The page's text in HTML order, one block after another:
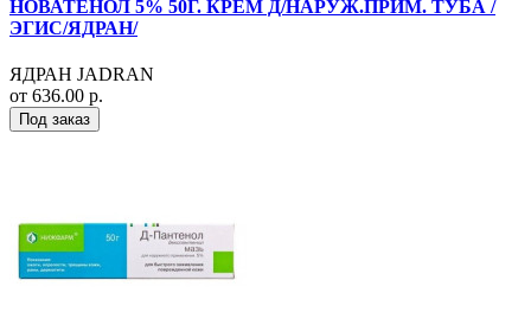
НОВАТЕНОЛ 5% 50Г. КРЕМ Д/НАРУЖ.ПРИМ. ТУБА /
ЭГИС/ЯДРАН/
ЯДРАН JADRAN
от 636.00 р.
Под заказ